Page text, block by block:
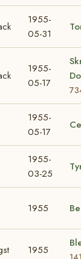
1955-
05-31
1955-
05-17
1955-
05-17
1955-
03-25
1955
1955